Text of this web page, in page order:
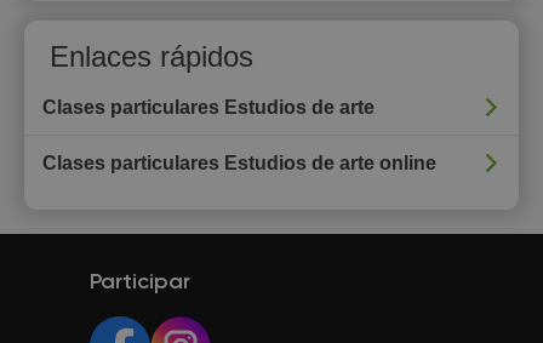
Enlaces rápidos
Clases particulares Estudios de arte
Clases particulares Estudios de arte online
Participar